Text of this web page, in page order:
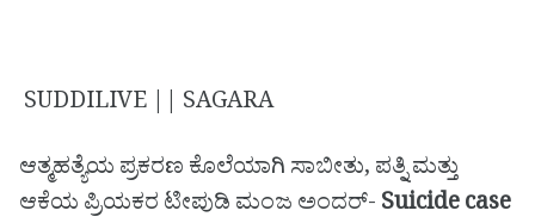
SUDDILIVE || SAGARA
ಆತ್ಮಹತ್ಯೆಯ ಪ್ರಕರಣ ಕೊಲೆಯಾಗಿ ಸಾಬೀತು, ಪತ್ನಿ ಮತ್ತು
ಆಕೆಯ ಪ್ರಿಯಕರ ಟೀಪುಡಿ ಮಂಜ ಅಂದರ್- Suicide case